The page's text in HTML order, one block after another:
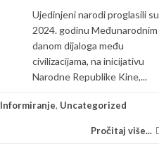
Ujedinjeni narodi proglasili su
2024. godinu Međunarodnim
danom dijaloga među
civilizacijama, na inicijativu
Narodne Republike Kine,...
Informiranje, Uncategorized
Pročitaj više...